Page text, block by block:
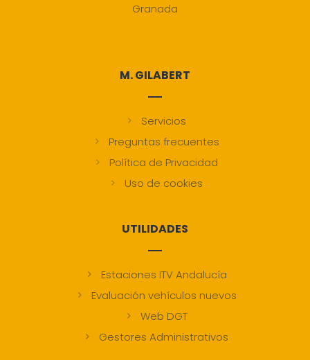
Granada
M. GILABERT
Servicios
Preguntas frecuentes
Política de Privacidad
Uso de cookies
UTILIDADES
Estaciones ITV Andalucía
Evaluación vehículos nuevos
Web DGT
Gestores Administrativos